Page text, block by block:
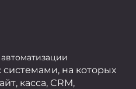
на которых
касса, CRM,